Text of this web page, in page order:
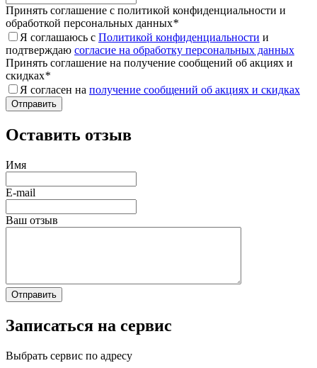
Принять соглашение с политикой конфиденциальности и
обработкой персональных данных*
Я соглашаюсь с Политикой конфиденциальности и
подтверждаю согласие на обработку персональных данных
Принять соглашение на получение сообщений об акциях и
скидках*
Я согласен на получение сообщений об акциях и скидках
Оставить отзыв
Имя
E-mail
Ваш отзыв
Записаться на сервис
Выбрать сервис по адресу